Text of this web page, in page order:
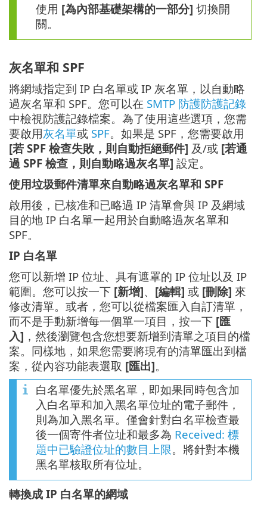
使用 [為內部基礎架構的一部分] 切換開
關。
灰名單和 SPF
將網域指定到 IP 白名單或 IP 灰名單，以自動略
過灰名單和 SPF。您可以在 SMTP 防護防護記錄
中檢視防護記錄檔案。為了使用這些選項，您需
要啟用灰名單或 SPF。如果是 SPF，您需要啟用
[若 SPF 檢查失敗，則自動拒絕郵件] 及/或 [若通
過 SPF 檢查，則自動略過灰名單] 設定。
使用垃圾郵件清單來自動略過灰名單和 SPF
啟用後，已核准和已略過 IP 清單會與 IP 及網域
目的地 IP 白名單一起用於自動略過灰名單和
SPF。
IP 白名單
您可以新增 IP 位址、具有遮罩的 IP 位址以及 IP
範圍。您可以按一下 [新增]、 [編輯] 或 [刪除] 來
修改清單。或者，您可以從檔案匯入自訂清單，
而不是手動新增每一個單一項目，按一下 [匯
入] ，然後瀏覽包含您想要新增到清單之項目的檔
案。同樣地，如果您需要將現有的清單匯出到檔
案，從內容功能表選取 [匯出]。
白名單優先於黑名單，即如果同時包含加
入白名單和加入黑名單位址的電子郵件，
則為加入黑名單。僅會針對白名單檢查最
後一個寄件者位址和最多為 Received: 標
題中已驗證位址的數目上限。將針對本機
黑名單核取所有位址。
轉換成 IP 白名單的網域